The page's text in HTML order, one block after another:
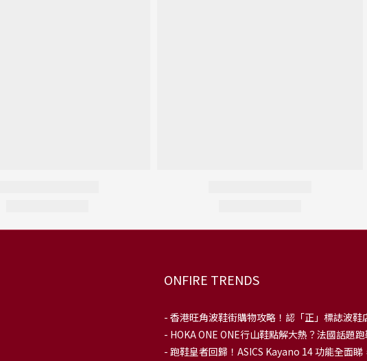
ONFIRE TRENDS
- 香港旺角波鞋街購物攻略！認「正」標誌波鞋
- HOKA ONE ONE行山鞋點解大熱？法國話題
- 跑鞋皇者回歸！ASICS Kayano 14 功能全面睇